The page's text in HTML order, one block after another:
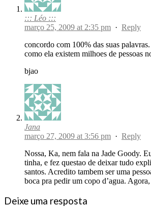
::: Léo :::
março 25, 2009 at 2:35 pm · Reply
concordo com 100% das suas
como ela existem milhoes de pessoas
bjao
Jana
março 27, 2009 at 3:56 pm · Reply
Nossa, Ka, nem fala na Jade Goody.
tinha, e fez questao de deixar tudo
santos. Acredito tambem ser uma
boca pra pedir um copo d’agua.
Deixe uma resposta